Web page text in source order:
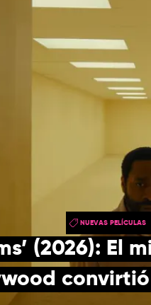
NUEVAS PELÍCULAS
(2026): El